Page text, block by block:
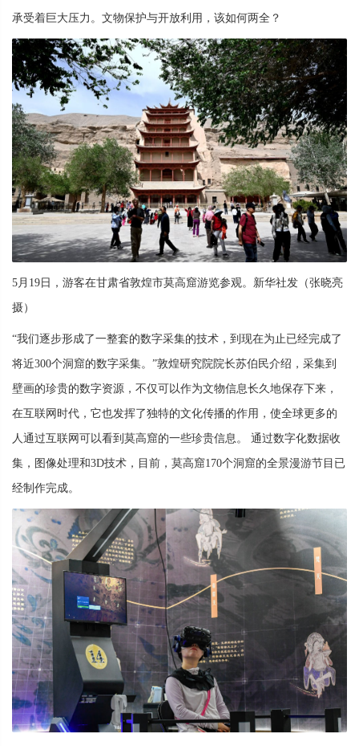
承受着巨大压力。文物保护与开放利用，该如何两全？
5月19日，游客在甘肃省敦煌市莫高窟游览参观。新华社发（张晓亮
摄）
“我们逐步形成了一整套的数字采集的技术，到现在为止已经完成了
将近300个洞窟的数字采集。”敦煌研究院院长苏伯民介绍，采集到
壁画的珍贵的数字资源，不仅可以作为文物信息长久地保存下来，
在互联网时代，它也发挥了独特的文化传播的作用，使全球更多的
人通过互联网可以看到莫高窟的一些珍贵信息。 通过数字化数据收
集，图像处理和3D技术，目前，莫高窟170个洞窟的全景漫游节目已
经制作完成。